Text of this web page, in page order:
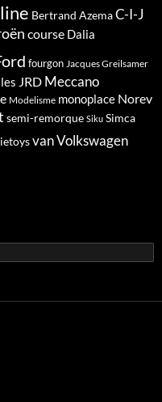
Bertrand AzemaC-I-J
course Dalia
fourgon Jacques Greilsamer
JRD Meccano
Modelisme monoplace Norev
semi-remorque Siku Simca
vanVolkswagen